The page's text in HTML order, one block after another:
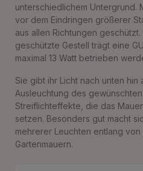
unterschiedlichem Untergrund.
vor dem Eindringen größerer
aus allen Richtungen
geschützte Gestell trägt eine
maximal 13 Watt betrieben
Sie gibt ihr Licht nach unten
Ausleuchtung des
Streiflichteffekte, die das
setzen. Besonders gut macht
mehrerer Leuchten entlang
Gartenmauern.